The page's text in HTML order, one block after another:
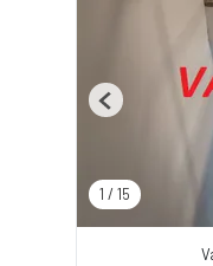
1 / 15
Previous